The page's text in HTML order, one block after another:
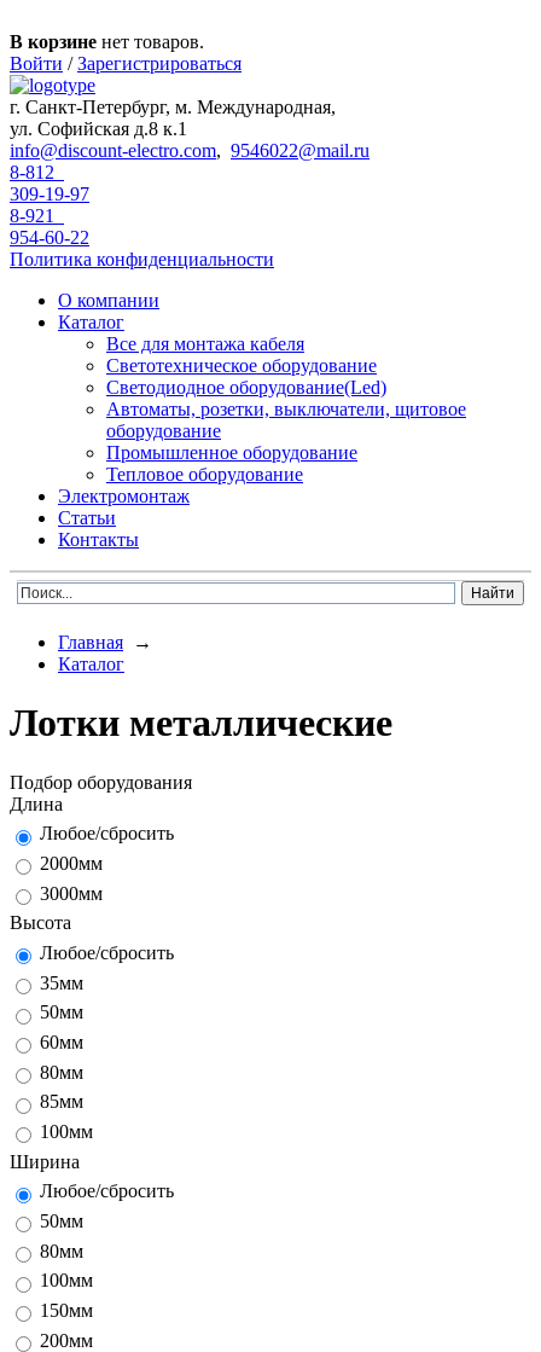
В корзине нет товаров.
Войти / Зарегистрироваться
г. Санкт-Петербург, м. Международная,
ул. Софийская д.8 к.1
info@discount-electro.com, 9546022@mail.ru
8-812
309-19-97
8-921
954-60-22
Политика конфиденциальности
О компании
Каталог
Все для монтажа кабеля
Светотехническое оборудование
Светодиодное оборудование(Led)
Автоматы, розетки, выключатели, щитовое
оборудование
Промышленное оборудование
Тепловое оборудование
Электромонтаж
Статьи
Контакты
Главная →
Каталог
Лотки металлические
Подбор оборудования
Длина
Любое/сбросить
2000мм
3000мм
Высота
Любое/сбросить
35мм
50мм
60мм
80мм
85мм
100мм
Ширина
Любое/сбросить
50мм
80мм
100мм
150мм
200мм